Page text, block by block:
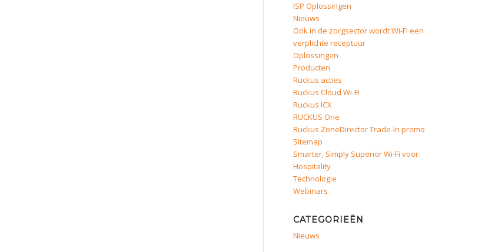
ISP Oplossingen
Nieuws
Ook in de zorgsector wordt Wi-Fi een
verplichte receptuur
Oplossingen
Producten
Ruckus acties
Ruckus Cloud Wi-Fi
Ruckus ICX
RUCKUS One
Ruckus ZoneDirector Trade-In promo
Sitemap
Smarter, Simply Superior Wi-Fi voor
Hospitality
Technologie
Webinars
CATEGORIEËN
Nieuws